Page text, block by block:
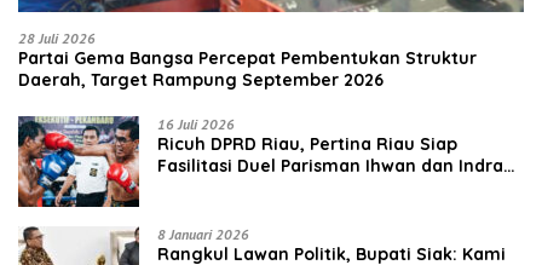
28 Juli 2026
Partai Gema Bangsa Percepat Pembentukan Struktur
Daerah, Target Rampung September 2026
16 Juli 2026
‎Ricuh DPRD Riau, Pertina Riau Siap
Fasilitasi Duel Parisman Ihwan dan Indra
8 Januari 2026
Rangkul Lawan Politik, Bupati Siak: Kami